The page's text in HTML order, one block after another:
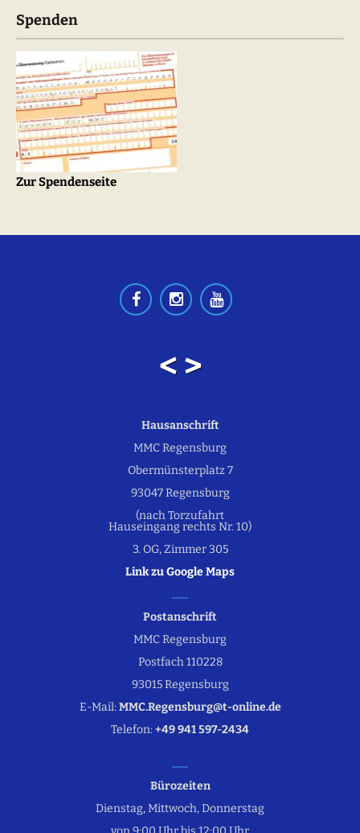
Spenden
Zur Spendenseite
< >
Hausanschrift
MMC Regensburg
Obermünsterplatz 7
93047 Regensburg
(nach Torzufahrt
Hauseingang rechts Nr. 10)
3. OG, Zimmer 305
Link zu Google Maps
Postanschrift
MMC Regensburg
Postfach 110228
93015 Regensburg
E-Mail: MMC.Regensburg@t-online.de
Telefon: +49 941 597-2434
Bürozeiten
Dienstag, Mittwoch, Donnerstag